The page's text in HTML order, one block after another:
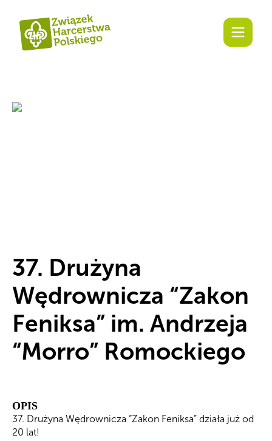
37. Drużyna
Wędrownicza “Zakon
Feniksa” im. Andrzeja
“Morro” Romockiego
OPIS
37. Drużyna Wędrownicza “Zakon Feniksa” działa już od
20 lat!